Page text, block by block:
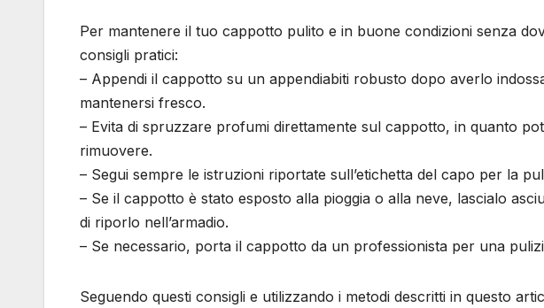
Per mantenere il tuo cappotto pulito e in buone condizioni senza
consigli pratici:
– Appendi il cappotto su un appendiabiti robusto dopo averlo
mantenersi fresco.
– Evita di spruzzare profumi direttamente sul cappotto, in quanto
rimuovere.
– Segui sempre le istruzioni riportate sull’etichetta del capo per la
– Se il cappotto è stato esposto alla pioggia o alla neve, lascialo
di riporlo nell’armadio.
– Se necessario, porta il cappotto da un professionista per una
Seguendo questi consigli e utilizzando i metodi descritti in questo